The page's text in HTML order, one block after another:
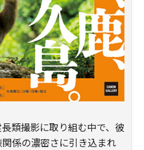
類撮影に取り組む中で、彼
係の濃密さに引き込まれ